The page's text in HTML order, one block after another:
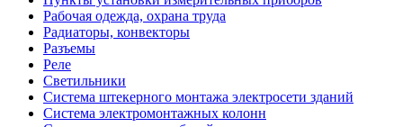
Рабочая одежда, охрана труда
Радиаторы, конвекторы
Разъемы
Реле
Светильники
Система штекерного монтажа электросети зданий
Система электромонтажных колонн